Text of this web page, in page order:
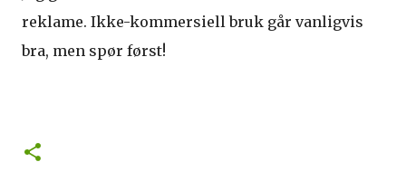
reklame. Ikke-kommersiell bruk går vanligvis
bra, men spør først!